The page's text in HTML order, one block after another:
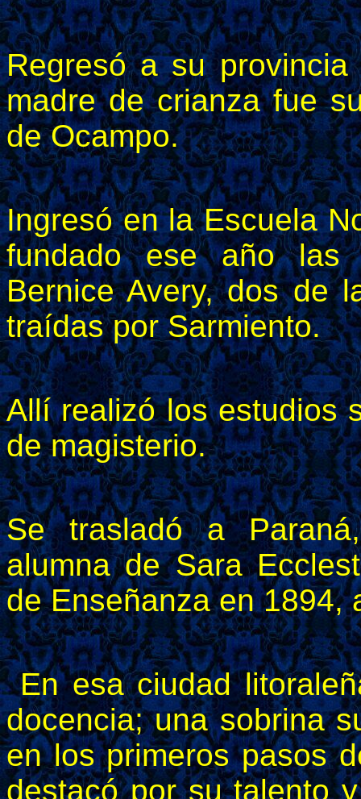
Regresó a su
madre de crianza fue
de Ocampo.​
Ingresó en la Escuela
fundado ese año las
Bernice Avery, dos de
traídas por Sarmiento.
Allí realizó los estudios
de magisterio.
Se trasladó a
alumna de Sara
de Enseñanza en 1894,
En esa ciudad
docencia; una sobrina
en los primeros pasos
destacó por su talento